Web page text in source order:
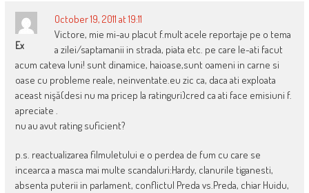
Ex
October 19, 2011 at 19:11
Victore, mie mi-au placut f.mult acele reportaje pe o tema
a zilei/saptamanii in strada, piata etc. pe care le-ati facut
acum cateva luni! sunt dinamice, haioase,sunt oameni in carne si
oase cu probleme reale, neinventate.eu zic ca, daca ati exploata
aceast nişă(desi nu ma pricep la ratinguri)cred ca ati face emisiuni f.
apreciate .
nu au avut rating suficient?
p.s. reactualizarea filmuletului e o perdea de fum cu care se
incearca a masca mai multe scandaluri:Hardy, clanurile tiganesti,
absenta puterii in parlament, conflictul Preda vs.Preda, chiar Huidu,